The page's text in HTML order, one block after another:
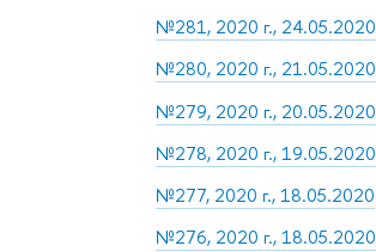
№281, 2020 г., 24.05.2020
№280, 2020 г., 21.05.2020
№279, 2020 г., 20.05.2020
№278, 2020 г., 19.05.2020
№277, 2020 г., 18.05.2020
№276, 2020 г., 18.05.2020